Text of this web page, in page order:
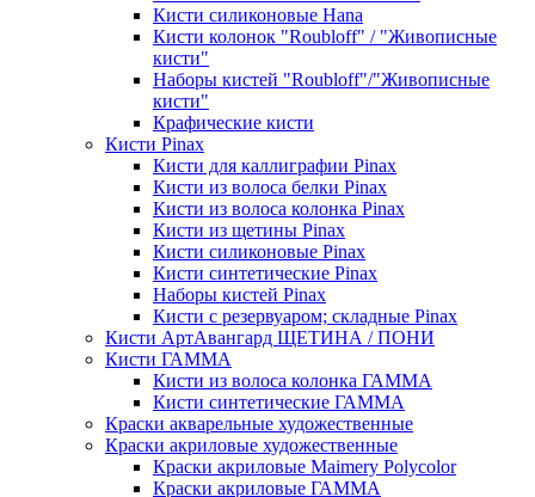
Кисти силиконовые Hana
Кисти колонок "Roubloff" / "Живописные
кисти"
Наборы кистей "Roubloff"/"Живописные
кисти"
Крафические кисти
Кисти Pinax
Кисти для каллиграфии Pinax
Кисти из волоса белки Pinax
Кисти из волоса колонка Pinax
Кисти из щетины Pinax
Кисти силиконовые Pinax
Кисти синтетические Pinax
Наборы кистей Pinax
Кисти с резервуаром; складные Pinax
Кисти АртАвангард ЩЕТИНА / ПОНИ
Кисти ГАММА
Кисти из волоса колонка ГАММА
Кисти синтетические ГАММА
Краски акварельные художественные
Краски акриловые художественные
Краски акриловые Maimery Polycolor
Краски акриловые ГАММА